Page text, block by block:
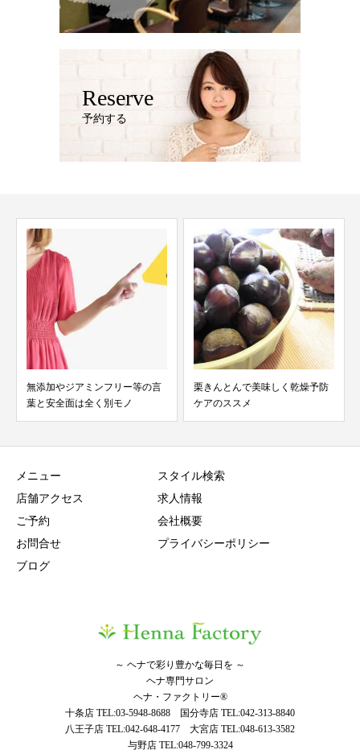
Reserve
予約する
無添加やジアミンフリー等の言
葉と安全面は全く別モノ
栗きんとんで美味しく乾燥予防
ケアのススメ
メニュー
店舗アクセス
ご予約
お問合せ
ブログ
スタイル検索
求人情報
会社概要
プライバシーポリシー
～ ヘナで彩り豊かな毎日を ～
ヘナ専門サロン
ヘナ・ファクトリー®
十条店 TEL:03-5948-8688 国分寺店 TEL:042-313-8840
八王子店 TEL:042-648-4177 大宮店 TEL:048-613-3582
与野店 TEL:048-799-3324